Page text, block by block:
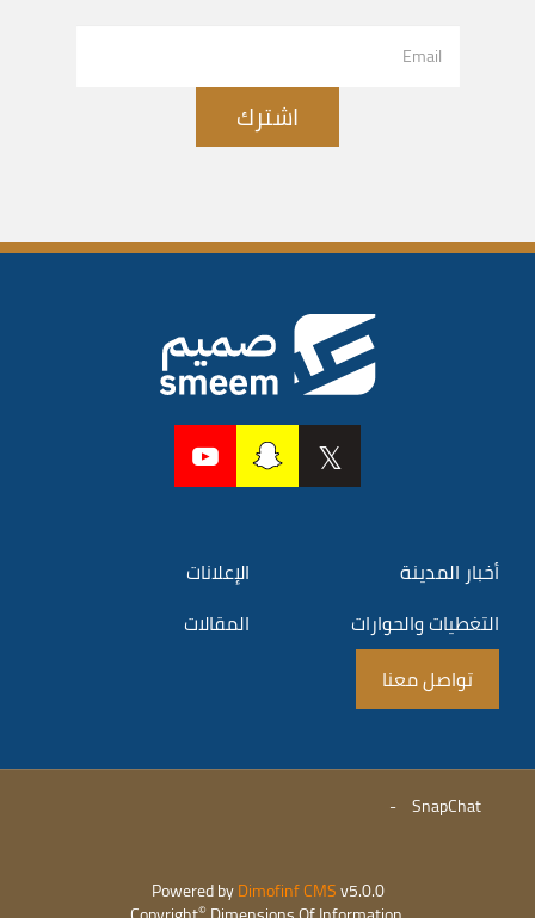
اشترك
أخبار المدينة
الإعلانات
التغطيات والحوارات
المقالات
تواصل معنا
SnapChat
-
Powered byDimofinf CMSv5.0.0
©